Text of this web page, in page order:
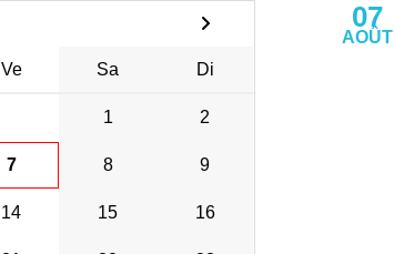
Ve Sa Di
1 2
7 8 9
14 15 16
07
AOÛT